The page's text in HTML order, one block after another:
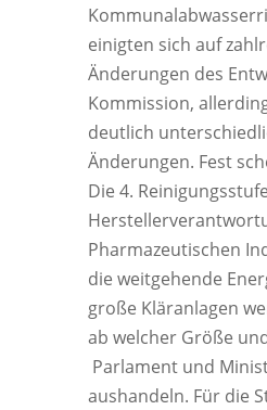
einigten sich auf
Änderungen des
Kommission,
deutlich
Änderungen. Fest
Die 4.
Pharmazeutischen
die weitgehende
große Kläranlagen
ab welcher Größe
Parlament und
aushandeln. Für die